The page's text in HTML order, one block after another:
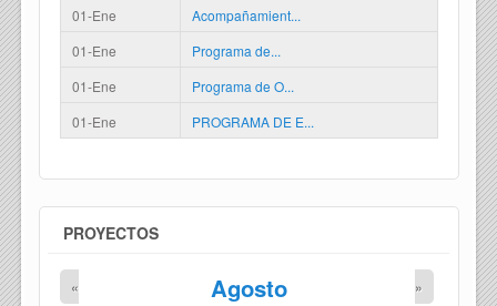
01-Ene
Acompañamient...
01-Ene
Programa de...
01-Ene
Programa de O...
01-Ene
PROGRAMA DE E...
PROYECTOS
Agosto
« »